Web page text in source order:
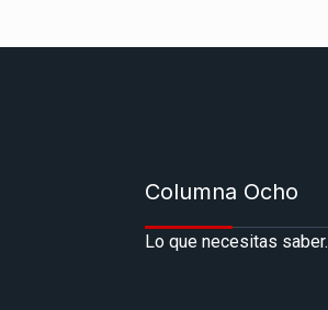
Columna Ocho
Lo que necesitas saber.